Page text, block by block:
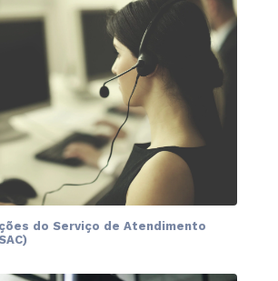
do Serviço de Atendimento